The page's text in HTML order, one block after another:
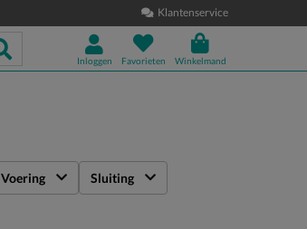
Klantenservice
Inloggen Favorieten Winkelmand
Voering Sluiting